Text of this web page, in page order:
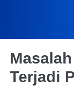
Terjadi